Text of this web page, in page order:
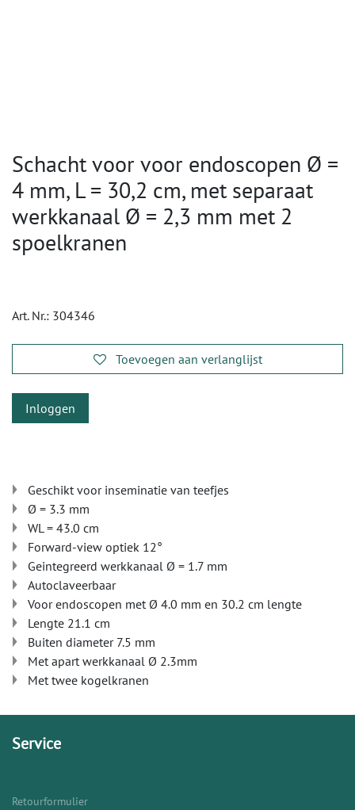
Schacht voor voor endoscopen Ø =
4 mm, L = 30,2 cm, met separaat
werkkanaal Ø = 2,3 mm met 2
spoelkranen
Art. Nr.: 304346
Toevoegen aan verlanglijst
Inloggen
Geschikt voor inseminatie van teefjes
Ø = 3.3 mm
WL = 43.0 cm
Forward-view optiek 12°
Geintegreerd werkkanaal Ø = 1.7 mm
Autoclaveerbaar
Voor endoscopen met Ø 4.0 mm en 30.2 cm lengte
Lengte 21.1 cm
Buiten diameter 7.5 mm
Met apart werkkanaal Ø 2.3mm
Met twee kogelkranen
Service
Retourformulier